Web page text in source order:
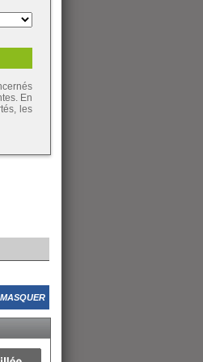
En
les
MASQUER